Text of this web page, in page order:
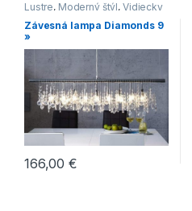
Lustre, Moderný štýl, Vidiecky
štýl
Závesná lampa Diamonds 9
»
166,00€